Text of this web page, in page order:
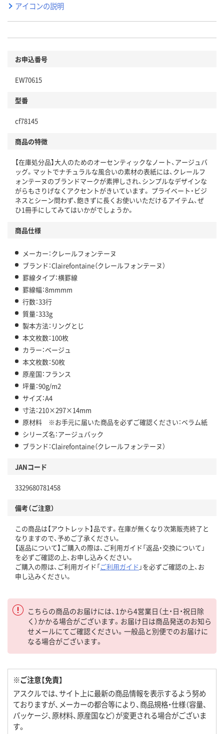
アイコンの説明
お申込番号
EW70615
型番
cf78145
商品の特徴
【在庫処分品】大人のためのオーセンティックなノート、アージュバ
ッグ。マットでナチュラルな風合いの素材の表紙には、クレールフ
ォンテーヌのブランドマークが素押しされ、シンプルなデザインな
がらもさりげなくアクセントがきいています。 プライベート・ビジ
ネスとシーン問わず、飽きずに長くお使いいただけるアイテム、ぜ
ひ1冊手にしてみてはいかがでしょうか。
商品仕様
メーカー：クレールフォンテーヌ
ブランド：Clairefontaine（クレールフォンテーヌ）
罫線タイプ：横罫線
罫線幅：8mmmm
行数：33行
質量：333g
製本方法：リングとじ
本文枚数：100枚
カラー：ベージュ
本文枚数：50枚
原産国：フランス
坪量：90g/m2
サイズ：A4
寸法：210×297×14mm
原材料 ※お手元に届いた商品を必ずご確認ください：ベラム紙
シリーズ名：アージュバック
ブランド：Clairefontaine（クレールフォンテーヌ）
JANコード
3329680781458
備考（ご注意）
この商品は【アウトレット】品です。在庫が無くなり次第販売終了と
なりますので、予めご了承ください。
【返品について】ご購入の際は、ご利用ガイド「返品・交換について」
を必ずご確認の上、お申し込みください。
ご購入の際は、ご利用ガイド「ご利用ガイド 」を必ずご確認の上、お
申し込みください。
こちらの商品のお届けには、1から4営業日（土・日・祝日除
く）かかる場合がございます。お届け日は商品発送のお知ら
せメールにてご確認ください。一般品と別便でのお届けに
なる場合がございます。
※ご注意【免責】
アスクルでは、サイト上に最新の商品情報を表示するよう努め
ておりますが、メーカーの都合等により、商品規格・仕様（容量、
パッケージ、原材料、原産国など）が変更される場合がございま
す。